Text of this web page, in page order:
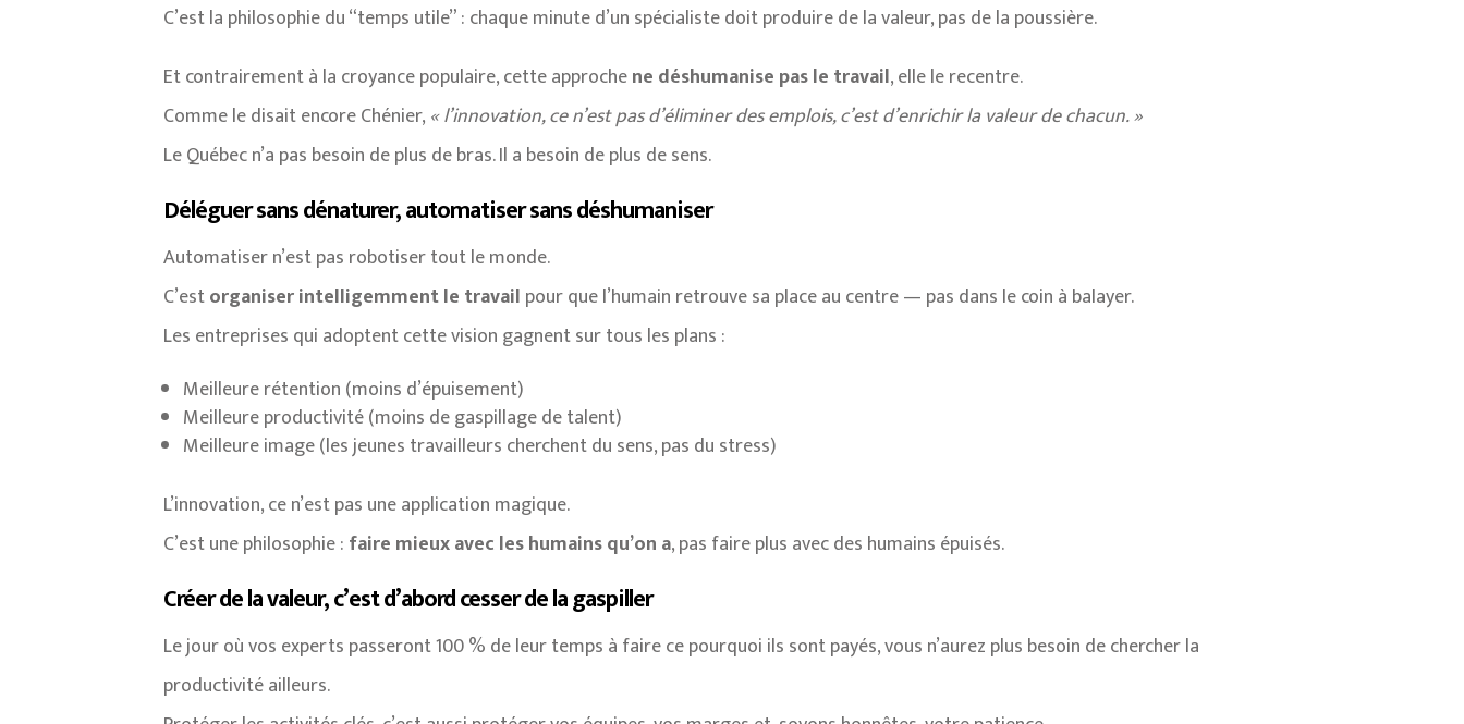
C’est la philosophie du “temps utile” : chaque minute d’un spécialiste doit produire de la valeur, pas de la poussière.
Et contrairement à la croyance populaire, cette approchene déshumanise pas le travail, elle le recentre.
Comme le disait encore Chénier, « l’innovation, ce n’est pas d’éliminer des emplois, c’est d’enrichir la valeur de chacun. »
Le Québec n’a pas besoin de plus de bras. Il a besoin de plus de sens.
Déléguer sans dénaturer, automatiser sans déshumaniser
Automatiser n’est pas robotiser tout le monde.
C’estorganiser intelligemment le travail pour que l’humain retrouve sa place au centre — pas dans le coin à balayer.
Les entreprises qui adoptent cette vision gagnent sur tous les plans :
Meilleure rétention (moins d’épuisement)
Meilleure productivité (moins de gaspillage de talent)
Meilleure image (les jeunes travailleurs cherchent du sens, pas du stress)
L’innovation, ce n’est pas une application magique.
C’est une philosophie : faire mieux avec les humains qu’on a, pas faire plus avec des humains épuisés.
Créer de la valeur, c’est d’abord cesser de la gaspiller
Le jour où vos experts passeront 100 % de leur temps à faire ce pourquoi ils sont payés, vous n’aurez plus besoin de chercher la
productivité ailleurs.